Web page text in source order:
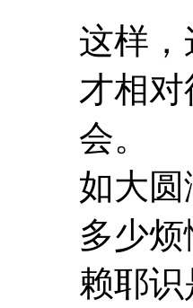
这样
才相
会。
如大
多少烦
赖耶